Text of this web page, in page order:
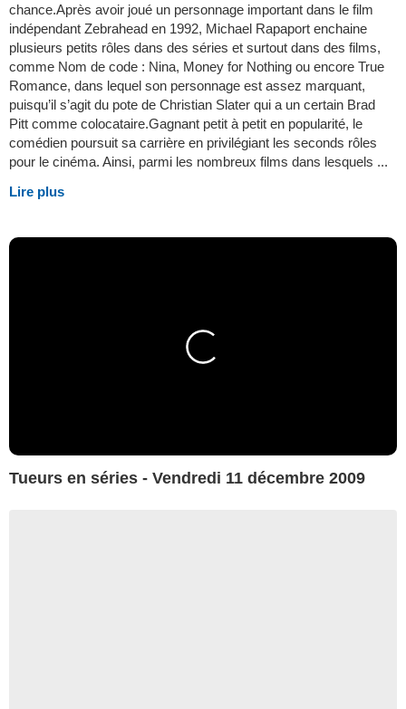
chance.Après avoir joué un personnage important dans le film
indépendant Zebrahead en 1992, Michael Rapaport enchaine
plusieurs petits rôles dans des séries et surtout dans des films,
comme Nom de code : Nina, Money for Nothing ou encore True
Romance, dans lequel son personnage est assez marquant,
puisqu’il s’agit du pote de Christian Slater qui a un certain Brad
Pitt comme colocataire.Gagnant petit à petit en popularité, le
comédien poursuit sa carrière en privilégiant les seconds rôles
pour le cinéma. Ainsi, parmi les nombreux films dans lesquels ...
Lire plus
Tueurs en séries - Vendredi 11 décembre 2009